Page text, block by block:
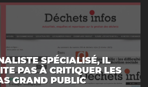
SPÉCIALISÉ, IL
PAS À CRITIQUER LES
GRAND PUBLIC